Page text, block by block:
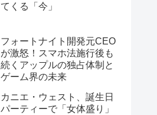
てくる「今」
フォートナイト開発元CEO
が激怒！スマホ法施行後も
続くアップルの独占体制と
ゲーム界の未来
カニエ・ウェスト、誕生日
パーティーで「女体盛り」